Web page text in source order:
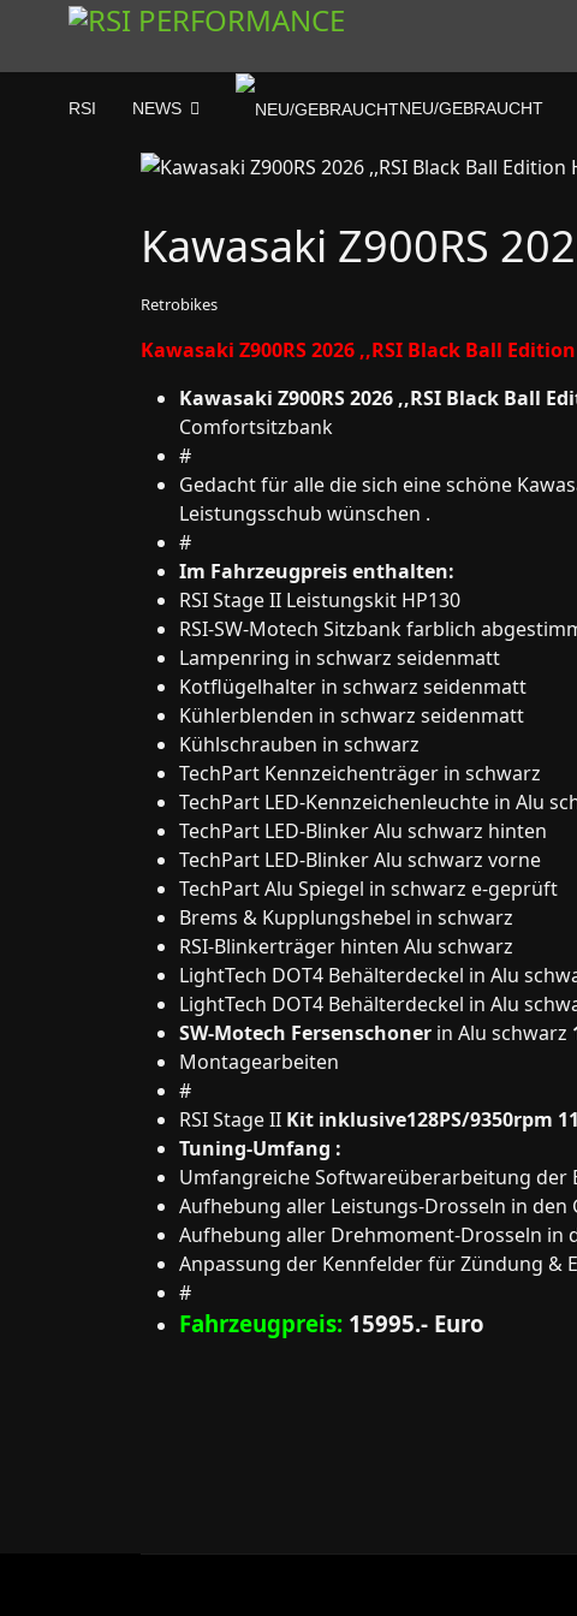
RSI NEWS NEU/GEBRAUCHT
Kawasaki Z900RS
Retrobikes
Kawasaki Z900RS 2026 ,,RSI Black Ball
Kawasaki Z900RS 2026 ,,RSI Black Ball
Comfortsitzbank
#
Gedacht für alle die sich eine schöne
Leistungsschub wünschen .
#
Im Fahrzeugpreis enthalten:
RSI Stage II Leistungskit HP130
RSI-SW-Motech Sitzbank farblich
Lampenring in schwarz seidenmatt
Kotflügelhalter in schwarz seidenmatt
Kühlerblenden in schwarz seidenmatt
Kühlschrauben in schwarz
TechPart Kennzeichenträger in schwarz
TechPart LED-Kennzeichenleuchte in Alu
TechPart LED-Blinker Alu schwarz hinten
TechPart LED-Blinker Alu schwarz vorne
TechPart Alu Spiegel in schwarz e-geprüft
Brems & Kupplungshebel in schwarz
RSI-Blinkerträger hinten Alu schwarz
LightTech DOT4 Behälterdeckel in Alu
LightTech DOT4 Behälterdeckel in Alu
SW-Motech Fersenschoner in Alu schwarz
Montagearbeiten
#
RSI Stage II Kit inklusive128PS/9350rpm
Tuning-Umfang :
Umfangreiche Softwareüberarbeitung der
Aufhebung aller Leistungs-Drosseln in den
Aufhebung aller Drehmoment-Drosseln in
Anpassung der Kennfelder für Zündung &
#
Fahrzeugpreis: 15995.- Euro